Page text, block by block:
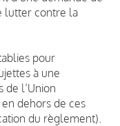
lutter contre la
pour
à une
de l’Union
dehors de ces
du règlement).